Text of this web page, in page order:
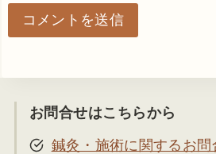
お問合せはこちらから
鍼灸・施術に関するお問